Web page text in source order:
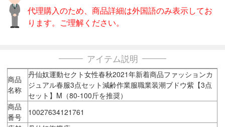
代理購入のため、商品詳細は外国語のみ表示してお
ります。ご理解ください。
アイテム説明
商品
名称
丹仙奴運動セクト女性春秋2021年新着商品ファッションカ
ジュアル春服3点セット減齢作業服職業装潮ブドウ紫【3点
セット】M（80-100斤を推奨）
商品
番号
10027634121761